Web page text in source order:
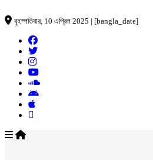
বৃহস্পতিবার, 10 এপ্রিল 2025 | [bangla_date]